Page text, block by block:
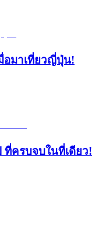
อมาเที่ยวญี่ปุ่น!
ที่ครบจบในที่เดียว!